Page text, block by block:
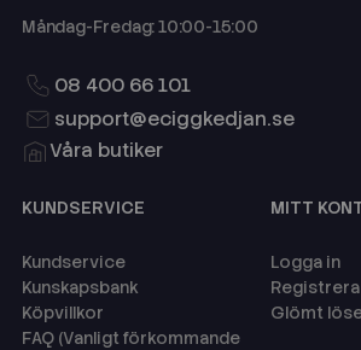
Måndag-Fredag: 10:00-15:00
08 400 66 101
support@eciggkedjan.se
Våra butiker
KUNDSERVICE
Kundservice
Kunskapsbank
Köpvillkor
FAQ (Vanligt förkommande
MITT
Logga in
Glömt